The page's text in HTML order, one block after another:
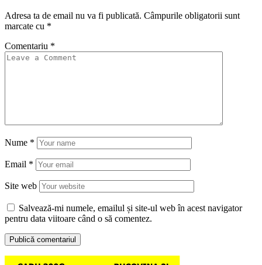
Adresa ta de email nu va fi publicată. Câmpurile obligatorii sunt
marcate cu *
Comentariu *
Nume *
Email *
Site web
Salvează-mi numele, emailul și site-ul web în acest navigator
pentru data viitoare când o să comentez.